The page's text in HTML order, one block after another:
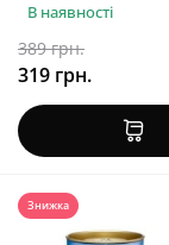
В наявності
389 грн.
319 грн.
Знижка